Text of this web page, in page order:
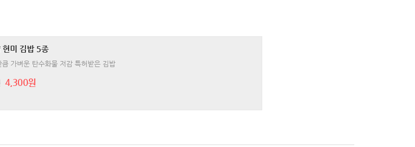
미 김밥 5종
큼 가벼운 탄수화물 저감 특허받은 김밥
4,300원